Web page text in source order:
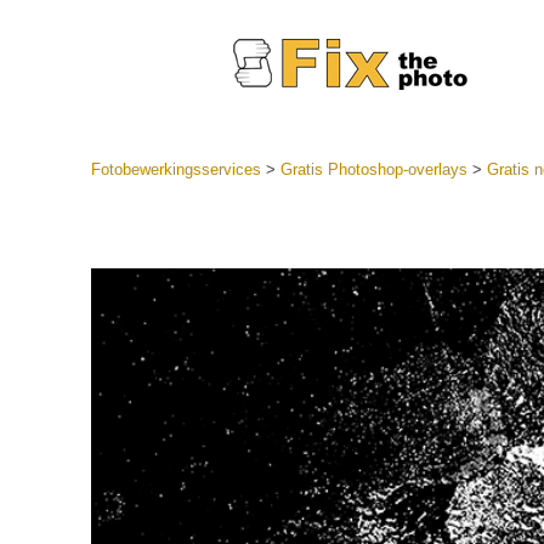
collecties
Mobiele
Fotobewerkingsservices > Gratis Photoshop-overlays > Gratis